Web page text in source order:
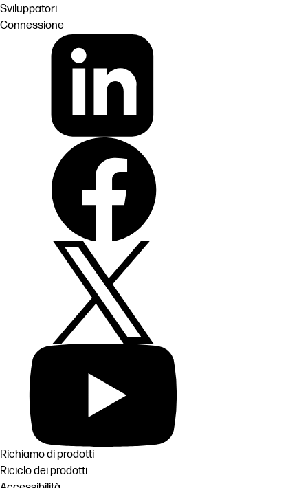
Sviluppatori
Connessione
Richiamo di prodotti
Riciclo dei prodotti